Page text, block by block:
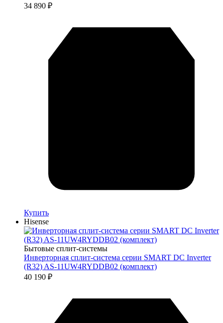
34 890 ₽
Купить
Hisense
Бытовые сплит-системы
Инверторная сплит-система серии SMART DC Inverter
(R32) AS-11UW4RYDDB02 (комплект)
40 190 ₽